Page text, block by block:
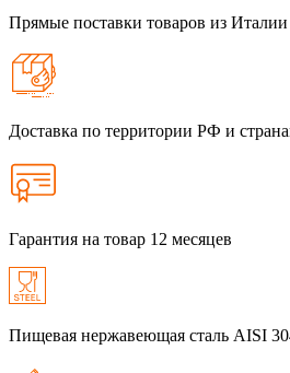
Прямые поставки товаров из Италии
Доставка по территории РФ и
Гарантия на товар 12 месяцев
Пищевая нержавеющая сталь AISI